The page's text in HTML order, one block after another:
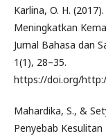
Karlina, O. H.
Meningkatkan
Jurnal Bahasa dan
1(1), 28–35.
https://doi.org/
Mahardika, S., &
Penyebab